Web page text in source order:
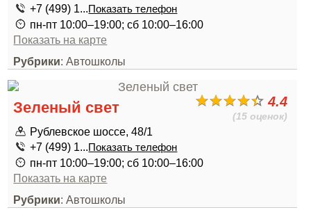
+7 (499) 1...Показать телефон
пн-пт 10:00–19:00; сб 10:00–16:00
Показать на карте
Рубрики: Автошколы
4.4
(15 оценок)
Зеленый свет
Рублевское шоссе, 48/1
+7 (499) 1...Показать телефон
пн-пт 10:00–19:00; сб 10:00–16:00
Показать на карте
Рубрики: Автошколы